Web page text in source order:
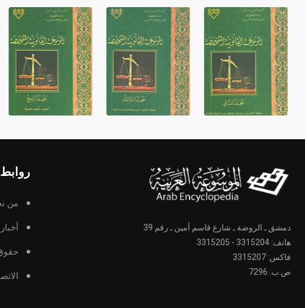
دمشق ـ الروضة ـ شارع قاسم أمين ـ رقم 39
هاتف: 3315204 - 3315205
فاكس: 3315207
ص.ب: 7296
من